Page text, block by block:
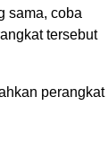
sama, coba
tersebut
perangkat